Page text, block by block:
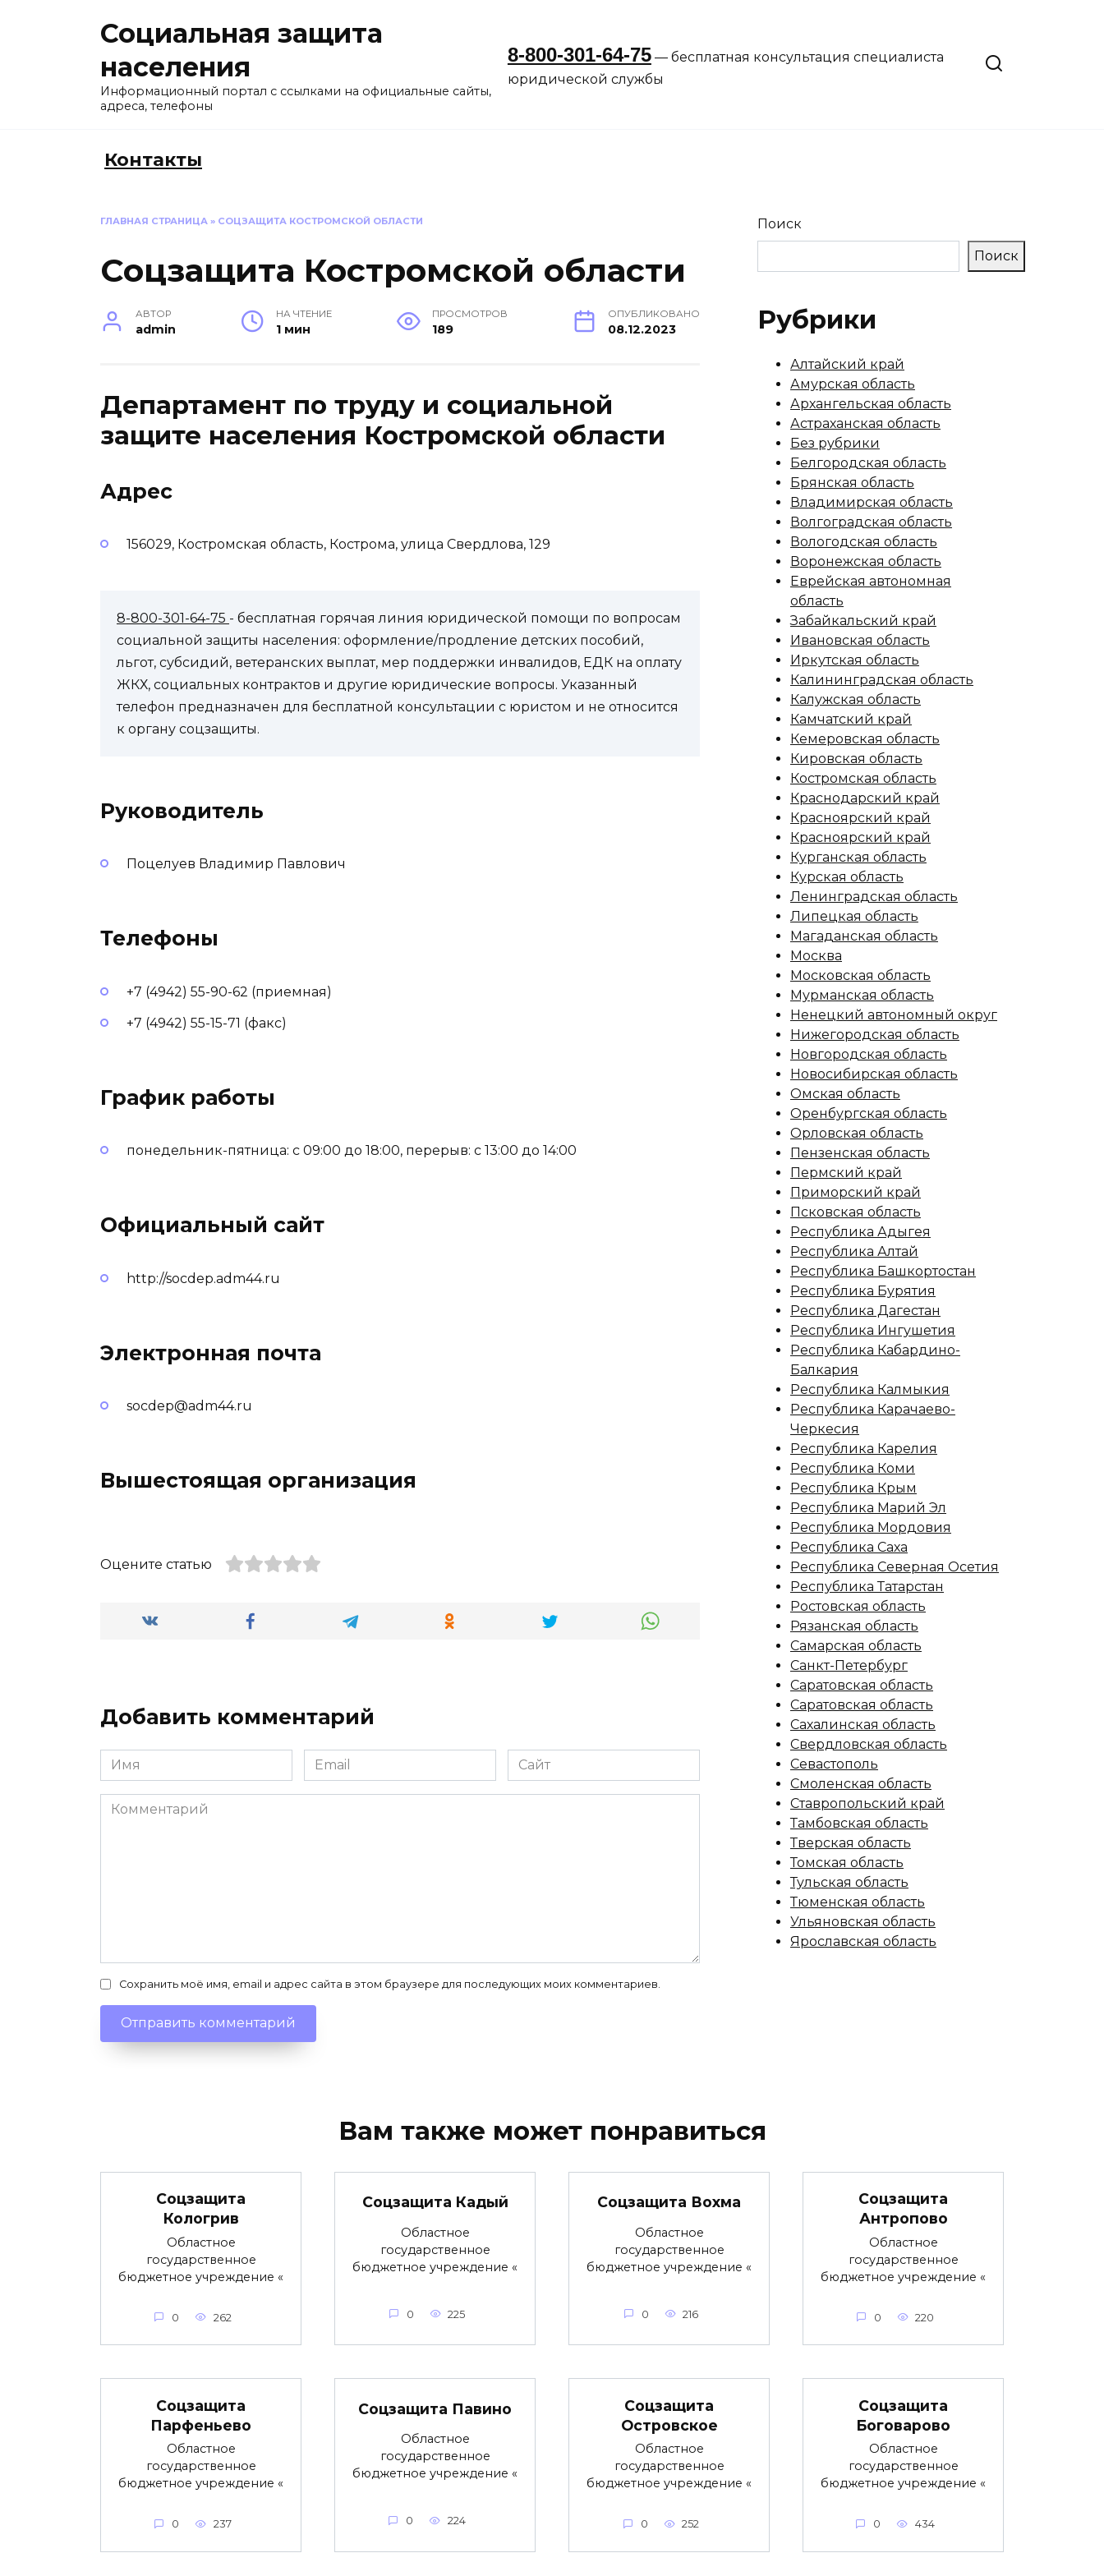
Социальная защита
населения
Информационный портал с ссылками на официальные сайты,
адреса, телефоны
8-800-301-64-75— бесплатная консультация специалиста
юридической службы
Контакты
ГЛАВНАЯ СТРАНИЦА » СОЦЗАЩИТА КОСТРОМСКОЙ ОБЛАСТИ
Соцзащита Костромской области
АВТОР
admin
НА ЧТЕНИЕ
1 мин
ПРОСМОТРОВ
189
ОПУБЛИКОВАНО
08.12.2023
Департамент по труду и социальной
защите населения Костромской области
Адрес
156029, Костромская область, Кострома, улица Свердлова, 129
8-800-301-64-75 - бесплатная горячая линия юридической помощи по вопросам
социальной защиты населения: оформление/продление детских пособий,
льгот, субсидий, ветеранских выплат, мер поддержки инвалидов, ЕДК на оплату
ЖКХ, социальных контрактов и другие юридические вопросы. Указанный
телефон предназначен для бесплатной консультации с юристом и не относится
к органу соцзащиты.
Руководитель
Поцелуев Владимир Павлович
Телефоны
+7 (4942) 55-90-62 (приемная)
+7 (4942) 55-15-71 (факс)
График работы
понедельник-пятница: с 09:00 до 18:00, перерыв: с 13:00 до 14:00
Официальный сайт
http://socdep.adm44.ru
Электронная почта
socdep@adm44.ru
Вышестоящая организация
Оцените статью
Добавить комментарий
Имя
*
Email
*
Сайт
Комментарий
Сохранить моё имя, email и адрес сайта в этом браузере для последующих моих комментариев.
Поиск
Поиск
Рубрики
Алтайский край
Амурская область
Архангельская область
Астраханская область
Без рубрики
Белгородская область
Брянская область
Владимирская область
Волгоградская область
Вологодская область
Воронежская область
Еврейская автономная
область
Забайкальский край
Ивановская область
Иркутская область
Калининградская область
Калужская область
Камчатский край
Кемеровская область
Кировская область
Костромская область
Краснодарский край
Красноярский край
Красноярский край
Курганская область
Курская область
Ленинградская область
Липецкая область
Магаданская область
Москва
Московская область
Мурманская область
Ненецкий автономный округ
Нижегородская область
Новгородская область
Новосибирская область
Омская область
Оренбургская область
Орловская область
Пензенская область
Пермский край
Приморский край
Псковская область
Республика Адыгея
Республика Алтай
Республика Башкортостан
Республика Бурятия
Республика Дагестан
Республика Ингушетия
Республика Кабардино-
Балкария
Республика Калмыкия
Республика Карачаево-
Черкесия
Республика Карелия
Республика Коми
Республика Крым
Республика Марий Эл
Республика Мордовия
Республика Саха
Республика Северная Осетия
Республика Татарстан
Ростовская область
Рязанская область
Самарская область
Санкт-Петербург
Саратовская область
Саратовская область
Сахалинская область
Свердловская область
Севастополь
Смоленская область
Ставропольский край
Тамбовская область
Тверская область
Томская область
Тульская область
Тюменская область
Ульяновская область
Ярославская область
Вам также может понравиться
Соцзащита
Кологрив
Областное
государственное
бюджетное учреждение «
0 262
Соцзащита Кадый
Областное
государственное
бюджетное учреждение «
0 225
Соцзащита Вохма
Областное
государственное
бюджетное учреждение «
0 216
Соцзащита
Антропово
Областное
государственное
бюджетное учреждение «
0 220
Соцзащита
Парфеньево
Областное
государственное
бюджетное учреждение «
0 237
Соцзащита Павино
Областное
государственное
бюджетное учреждение «
0 224
Соцзащита
Островское
Областное
государственное
бюджетное учреждение «
0 252
Соцзащита
Боговарово
Областное
государственное
бюджетное учреждение «
0 434